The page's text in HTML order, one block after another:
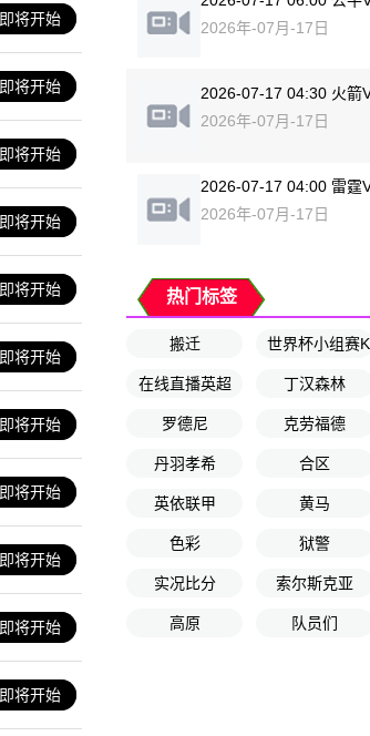
即将开始
即将开始
即将开始
即将开始
即将开始
即将开始
即将开始
即将开始
即将开始
即将开始
即将开始
2026年-07月-17日
2026-07-17 04:30 火箭
2026年-07月-17日
2026-07-17 04:00 雷霆
2026年-07月-17日
热门标签
搬迁 世界杯小组赛K
在线直播英超 丁汉森林
罗德尼 克劳福德
丹羽孝希 合区
英依联甲 黄马
色彩 狱警
实况比分 索尔斯克亚
高原 队员们